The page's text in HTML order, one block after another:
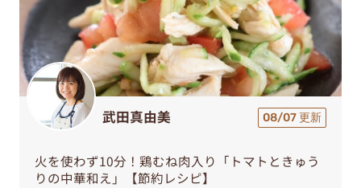
武田真由美 08/07 更新
火を使わず10分！鶏むね肉入り「トマトときゅう
りの中華和え」【節約レシピ】